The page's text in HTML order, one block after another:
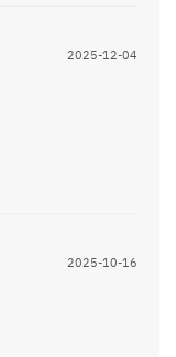
2025-12-04
2025-10-16